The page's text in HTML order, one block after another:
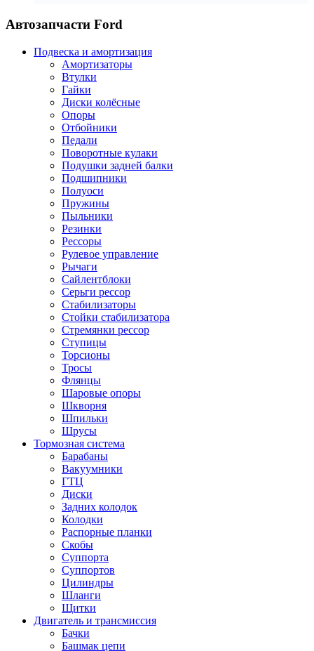
Автозапчасти Ford
Подвеска и амортизация
Амортизаторы
Втулки
Гайки
Диски колёсные
Опоры
Отбойники
Педали
Поворотные кулаки
Подушки задней балки
Подшипники
Полуоси
Пружины
Пыльники
Резинки
Рессоры
Рулевое управление
Рычаги
Сайлентблоки
Серьги рессор
Стабилизаторы
Стойки стабилизатора
Стремянки рессор
Ступицы
Торсионы
Тросы
Флянцы
Шаровые опоры
Шкворня
Шпильки
Шрусы
Тормозная система
Барабаны
Вакуумники
ГТЦ
Диски
Задних колодок
Колодки
Распорные планки
Скобы
Суппорта
Суппортов
Цилиндры
Шланги
Щитки
Двигатель и трансмиссия
Бачки
Башмак цепи